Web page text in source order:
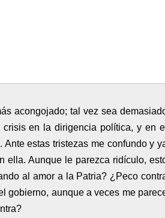
acongojado; tal vez sea
en la dirigencia política, y en el
estas tristezas me confundo y
ella. Aunque le parezca ridículo,
al amor a la Patria? ¿Peco
gobierno, aunque a veces me